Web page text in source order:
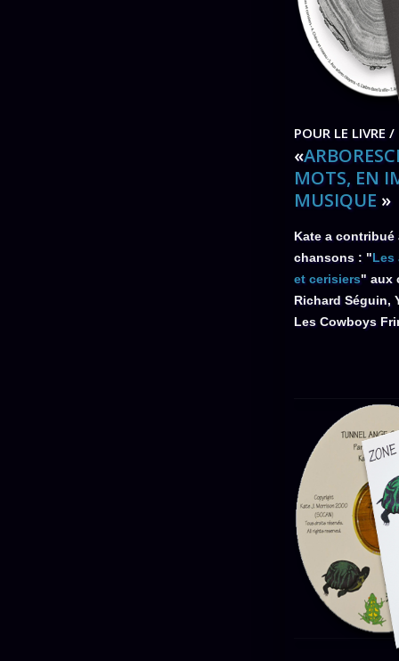
POUR LE LIVRE /
«
MOTS, EN
MUSIQUE »
Kate a contribué
chansons : "Les
et cerisiers" aux
Richard Séguin,
Les Cowboys